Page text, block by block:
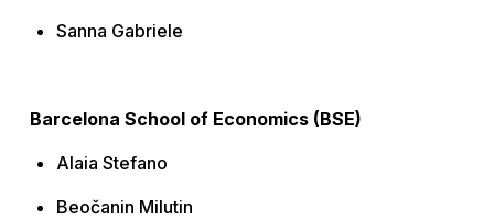
Sanna Gabriele
Barcelona School of Economics (BSE)
Alaia Stefano
Beočanin Milutin